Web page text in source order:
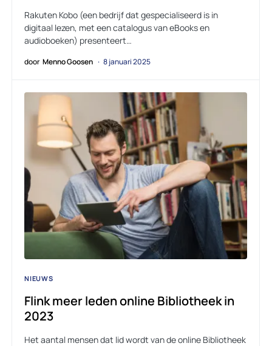
Rakuten Kobo (een bedrijf dat gespecialiseerd is in
digitaal lezen, met een catalogus van eBooks en
audioboeken) presenteert…
door Menno Goosen 8 januari 2025
NIEUWS
Flink meer leden online Bibliotheek in
2023
Het aantal mensen dat lid wordt van de online Bibliotheek